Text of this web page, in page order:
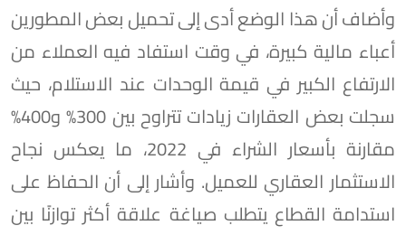
وأضاف أن هذا الوضع أدى إلى تحميل بعض المطورين
أعباء مالية كبيرة، في وقت استفاد فيه العملاء من
الارتفاع الكبير في قيمة الوحدات عند الاستلام، حيث
سجلت بعض العقارات زيادات تتراوح بين 300% و400%
مقارنة بأسعار الشراء في 2022، ما يعكس نجاح
الاستثمار العقاري للعميل. وأشار إلى أن الحفاظ على
استدامة القطاع يتطلب صياغة علاقة أكثر توازنًا بين